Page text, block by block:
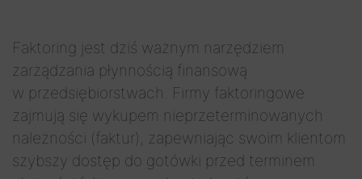
Faktoring jest dziś ważnym narzędziem
zarządzania płynnością finansową
w przedsiębiorstwach. Firmy faktoringowe
zajmują się wykupem nieprzeterminowanych
należności (faktur), zapewniając swoim klientom
szybszy dostęp do gotówki przed terminem